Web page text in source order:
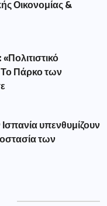
Οικονομίας &
Το Πάρκο των
υπενθυμίζουν
των